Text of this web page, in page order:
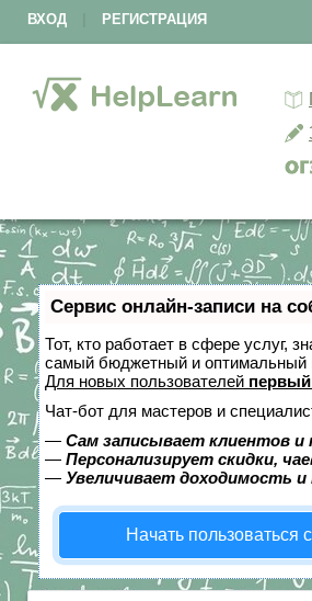
ВХОД РЕГИСТРАЦИЯ
Сервис онлайн-записи на
Тот, кто работает в сфере услуг,
самый бюджетный и оптимальный
Для новых пользователей первый
Чат-бот для мастеров и
— Сам записывает клиентов
— Персонализирует скидки,
— Увеличивает доходимость
Начать пользоваться